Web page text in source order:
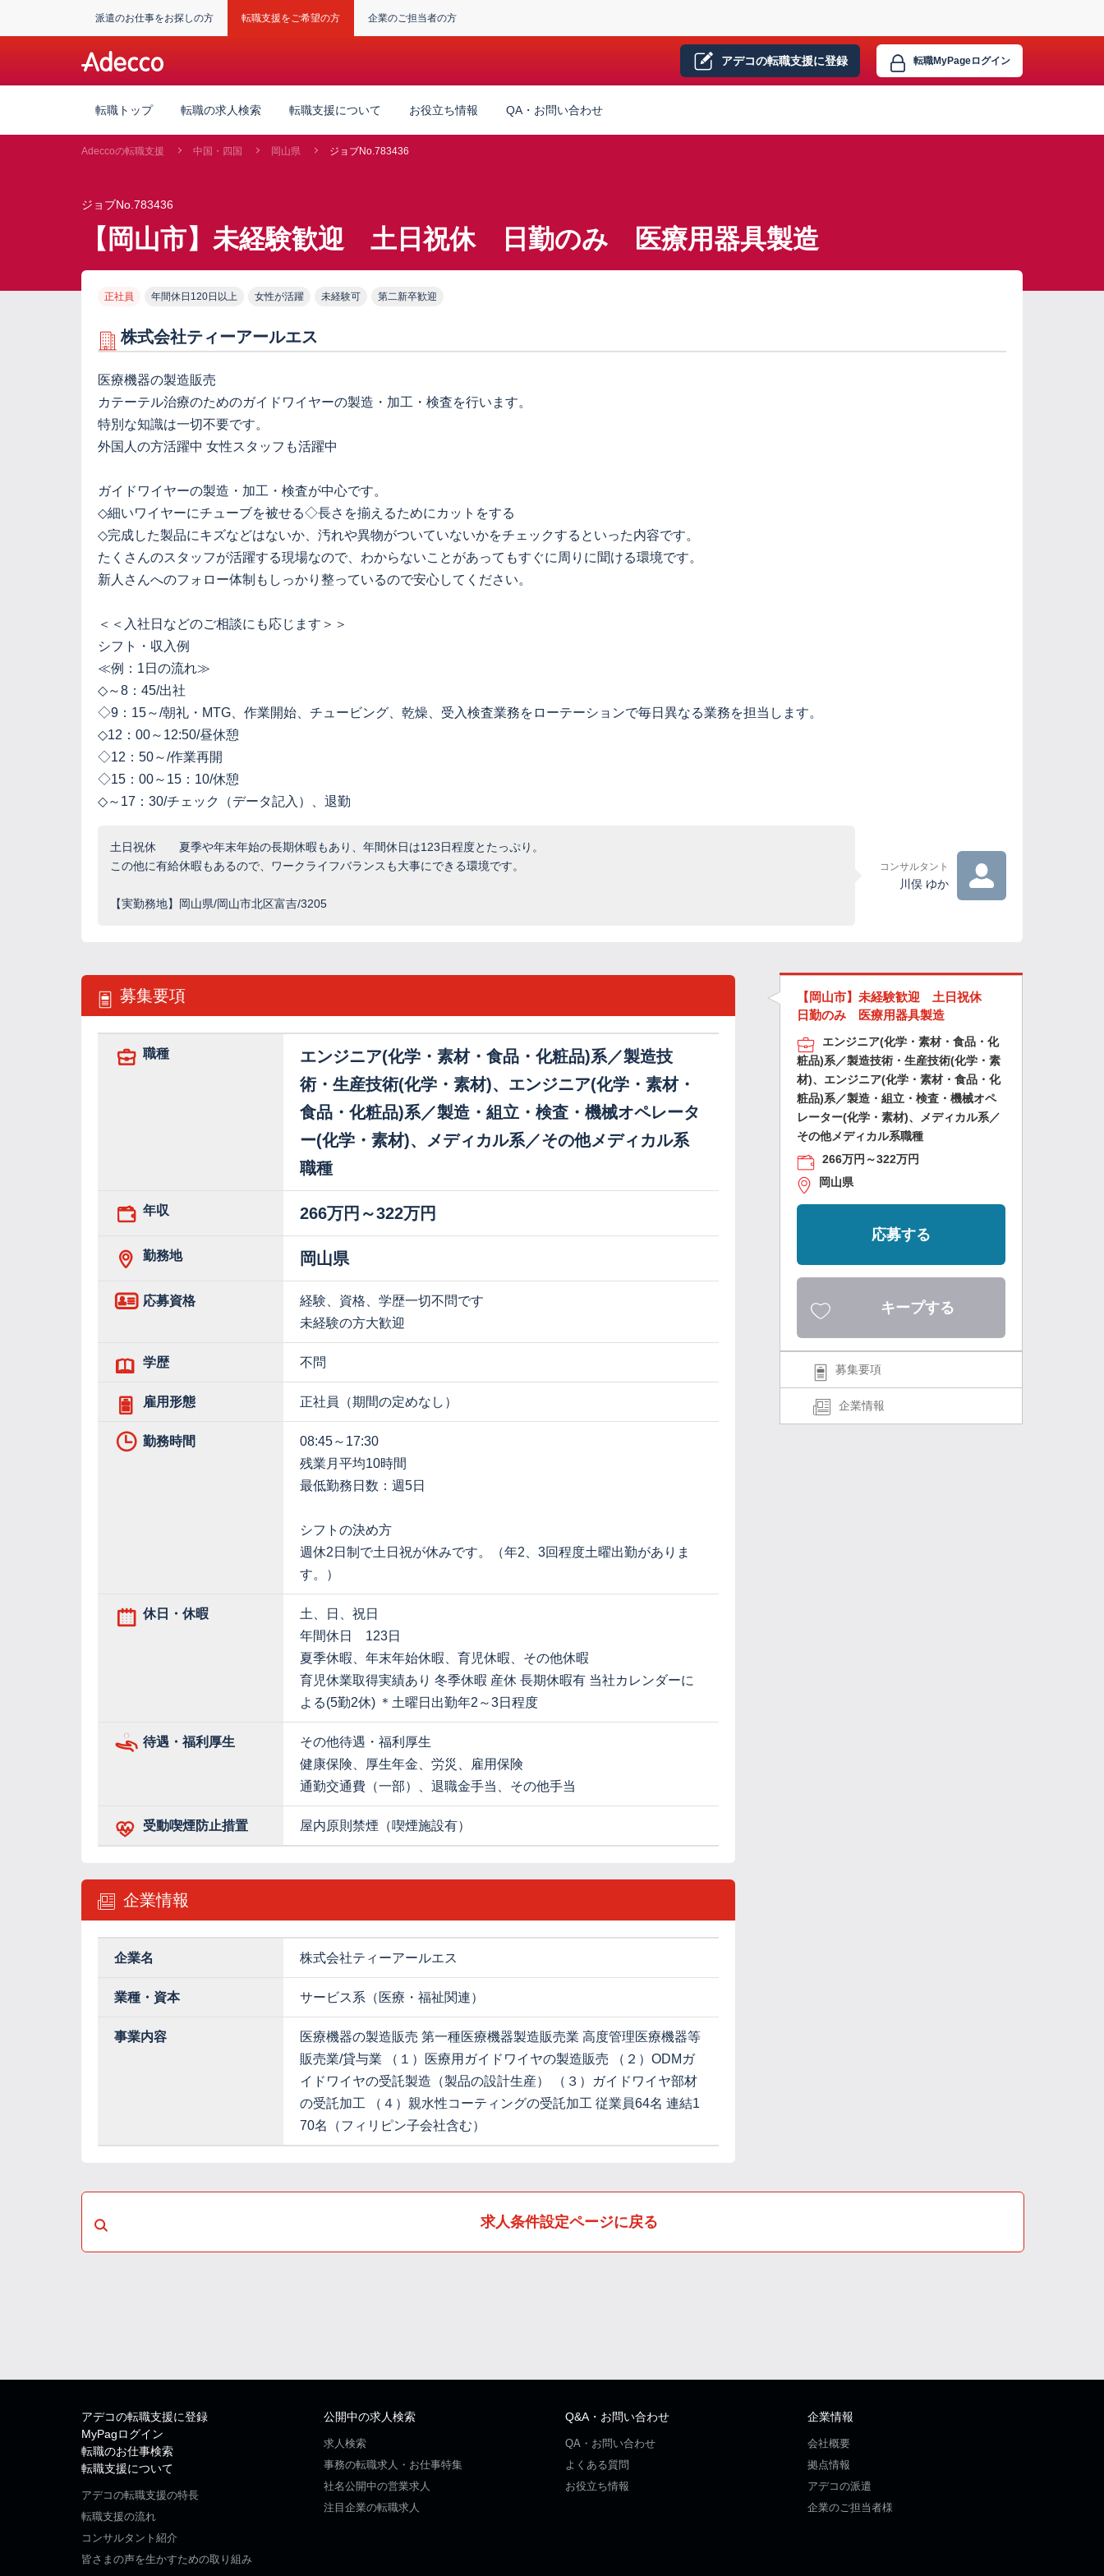
派遣のお仕事をお探しの方 転職支援をご希望の方 企業のご担当者の方
アデコの転職支援に登録 転職MyPageログイン
転職トップ 転職の求人検索 転職支援について お役立ち情報 QA・お問い合わせ
Adeccoの転職支援 中国・四国 岡山県 ジョブNo.783436
ジョブNo.783436
【岡山市】未経験歓迎 土日祝休 日勤のみ 医療用器具製造
正社員 年間休日120日以上 女性が活躍 未経験可 第二新卒歓迎
株式会社ティーアールエス
医療機器の製造販売
カテーテル治療のためのガイドワイヤーの製造・加工・検査を行います。
特別な知識は一切不要です。
外国人の方活躍中 女性スタッフも活躍中
ガイドワイヤーの製造・加工・検査が中心です。
◇細いワイヤーにチューブを被せる◇長さを揃えるためにカットをする
◇完成した製品にキズなどはないか、汚れや異物がついていないかをチェックするといった内容です。
たくさんのスタッフが活躍する現場なので、わからないことがあってもすぐに周りに聞ける環境です。
新人さんへのフォロー体制もしっかり整っているので安心してください。
＜＜入社日などのご相談にも応じます＞＞
シフト・収入例
≪例：1日の流れ≫
◇～8：45/出社
◇9：15～/朝礼・MTG、作業開始、チュービング、乾燥、受入検査業務をローテーションで毎日異なる業務を担当します。
◇12：00～12:50/昼休憩
◇12：50～/作業再開
◇15：00～15：10/休憩
◇～17：30/チェック（データ記入）、退勤
土日祝休 夏季や年末年始の長期休暇もあり、年間休日は123日程度とたっぷり。
この他に有給休暇もあるので、ワークライフバランスも大事にできる環境です。
【実勤務地】岡山県/岡山市北区富吉/3205
コンサルタント
川俣 ゆか
募集要項
職種
エンジニア(化学・素材・食品・化粧品)系／製造技
術・生産技術(化学・素材)、エンジニア(化学・素材・
食品・化粧品)系／製造・組立・検査・機械オペレータ
ー(化学・素材)、メディカル系／その他メディカル系
職種
年収 266万円～322万円
勤務地 岡山県
応募資格
経験、資格、学歴一切不問です
未経験の方大歓迎
学歴 不問
雇用形態 正社員（期間の定めなし）
勤務時間
08:45～17:30
残業月平均10時間
最低勤務日数：週5日
シフトの決め方
週休2日制で土日祝が休みです。（年2、3回程度土曜出勤がありま
す。）
休日・休暇
土、日、祝日
年間休日 123日
夏季休暇、年末年始休暇、育児休暇、その他休暇
育児休業取得実績あり 冬季休暇 産休 長期休暇有 当社カレンダーに
よる(5勤2休) ＊土曜日出勤年2～3日程度
待遇・福利厚生
その他待遇・福利厚生
健康保険、厚生年金、労災、雇用保険
通勤交通費（一部）、退職金手当、その他手当
受動喫煙防止措置 屋内原則禁煙（喫煙施設有）
企業情報
企業名 株式会社ティーアールエス
業種・資本 サービス系（医療・福祉関連）
事業内容
医療機器の製造販売 第一種医療機器製造販売業 高度管理医療機器等
販売業/貸与業 （１）医療用ガイドワイヤの製造販売 （２）ODMガ
イドワイヤの受託製造（製品の設計生産） （３）ガイドワイヤ部材
の受託加工 （４）親水性コーティングの受託加工 従業員64名 連結1
70名（フィリピン子会社含む）
【岡山市】未経験歓迎 土日祝休
日勤のみ 医療用器具製造
エンジニア(化学・素材・食品・化
粧品)系／製造技術・生産技術(化学・素
材)、エンジニア(化学・素材・食品・化
粧品)系／製造・組立・検査・機械オペ
レーター(化学・素材)、メディカル系／
その他メディカル系職種
266万円～322万円
岡山県
応募する
キープする
募集要項
企業情報
求人条件設定ページに戻る
アデコの転職支援に登録
MyPagログイン
転職のお仕事検索
転職支援について
アデコの転職支援の特長
転職支援の流れ
コンサルタント紹介
皆さまの声を生かすための取り組み
公開中の求人検索
求人検索
事務の転職求人・お仕事特集
社名公開中の営業求人
注目企業の転職求人
Q&A・お問い合わせ
QA・お問い合わせ
よくある質問
お役立ち情報
企業情報
会社概要
拠点情報
アデコの派遣
企業のご担当者様